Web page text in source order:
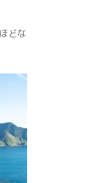
どな